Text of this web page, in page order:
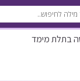
בתלת מימד